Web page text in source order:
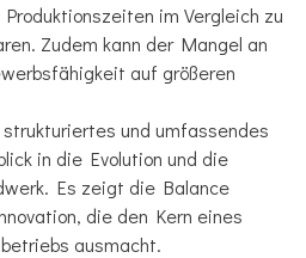
im Vergleich zu
Zudem kann der Mangel an
auf größeren
und umfassendes
in die Evolution und die
Es zeigt die Balance
die den Kern eines
ausmacht.